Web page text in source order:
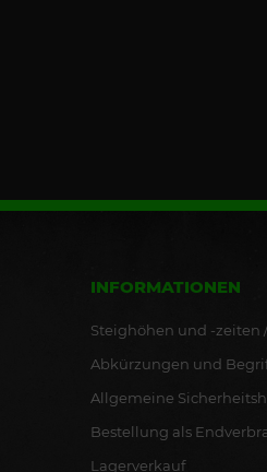
INFORMATIONEN
Steighöhen und -zeiten
Abkürzungen und
Allgemeine
Bestellung als
Lagerverkauf